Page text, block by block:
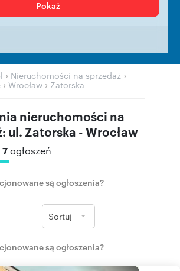
Pokaż
› Nieruchomości na sprzedaż ›
› Wrocław › Zatorska
nieruchomości na
ul. Zatorska - Wrocław
7ogłoszeń
są ogłoszenia?
Sortuj
są ogłoszenia?